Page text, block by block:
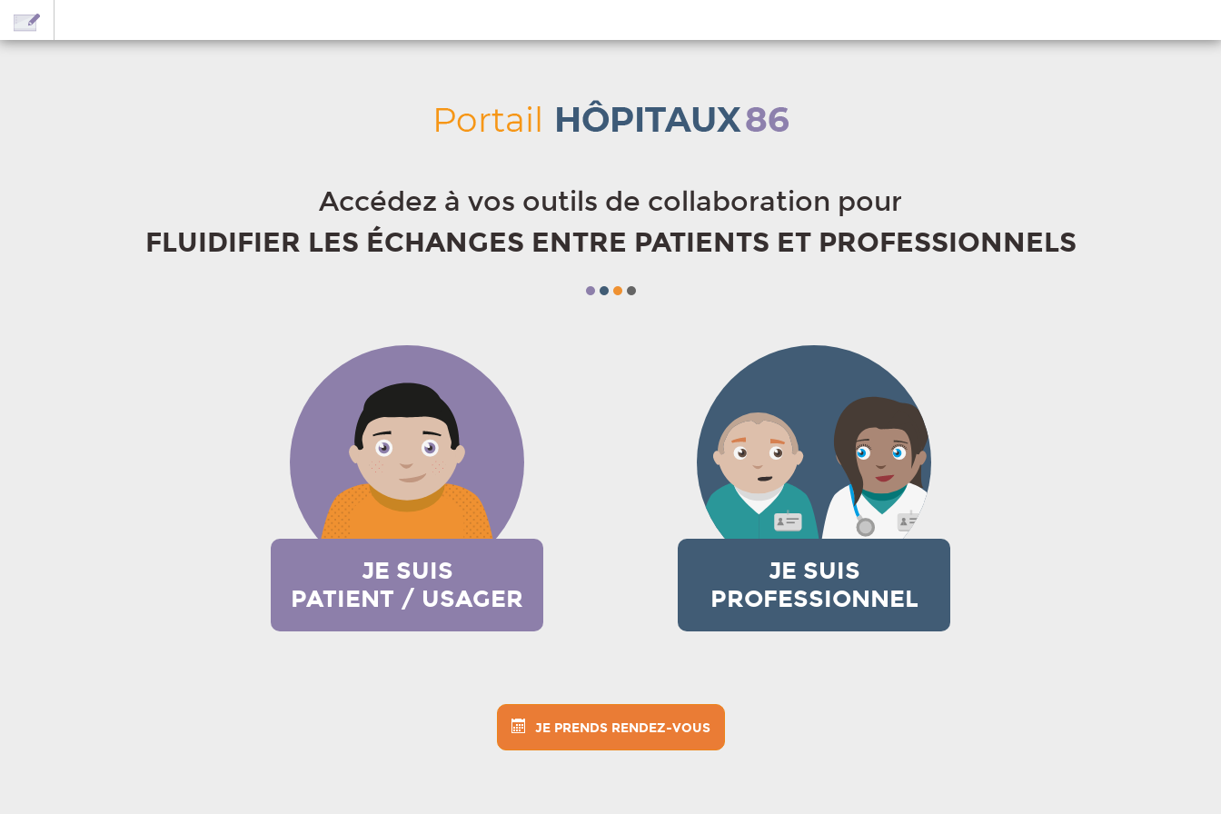
Accédez à vos outils de collaboration pour
FLUIDIFIER LES ÉCHANGES ENTRE PATIENTS ET PROFESSIONNELS
JE SUIS
PATIENT / USAGER
JE SUIS
PROFESSIONNEL
JE PRENDS RENDEZ-VOUS